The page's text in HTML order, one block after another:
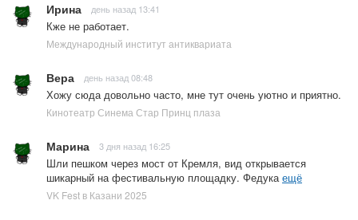
Ирина день назад 13:41
Кже не работает.
Международный институт антиквариата
Вера день назад 08:48
Хожу сюда довольно часто, мне тут очень уютно и приятно.
Кинотеатр Синема Стар Принц плаза
Марина 3 дня назад 16:25
Шли пешком через мост от Кремля, вид открывается
шикарный на фестивальную площадку. Федукаещё
VK Fest в Казани 2025